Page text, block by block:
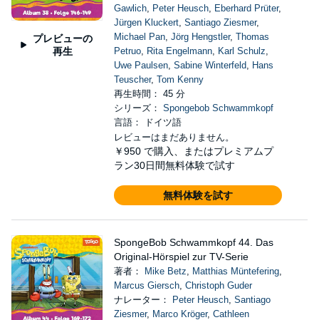
プレビューの
再生
Gawlich, Peter Heusch, Eberhard Prüter,
Jürgen Kluckert, Santiago Ziesmer,
Michael Pan, Jörg Hengstler, Thomas
Petruo, Rita Engelmann, Karl Schulz,
Uwe Paulsen, Sabine Winterfeld, Hans
Teuscher, Tom Kenny
再生時間： 45 分
シリーズ： Spongebob Schwammkopf
言語： ドイツ語
レビューはまだありません。
￥950 で購入、またはプレミアムプ
ラン30日間無料体験で試す
無料体験を試す
SpongeBob Schwammkopf 44. Das
Original-Hörspiel zur TV-Serie
著者： Mike Betz, Matthias Müntefering,
Marcus Giersch, Christoph Guder
ナレーター：
Peter Heusch, Santiago
Ziesmer, Marco Kröger, Cathleen